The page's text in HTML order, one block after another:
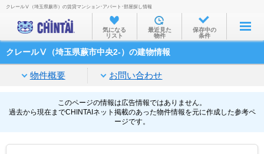
お部屋を探す
沿線・駅から
家賃相場から
通勤通学時間から
物件特集から
不動産会社から
クレールⅤ（埼玉県蕨市）の賃貸マンション･アパート･部屋探し情報
気になる
リスト
最近見た
物件
保存中の
条件
クレールⅤ（埼玉県蕨市中央2-）の建物情報
物件概要 お問い合わせ
このページの情報は広告情報ではありません。
過去から現在までCHINTAIネット掲載のあった物件情報を元に作成した参考ペ
ージです。